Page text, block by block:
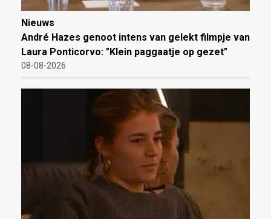
Nieuws
André Hazes genoot intens van gelekt filmpje van
Laura Ponticorvo: "Klein paggaatje op gezet"
08-08-2026